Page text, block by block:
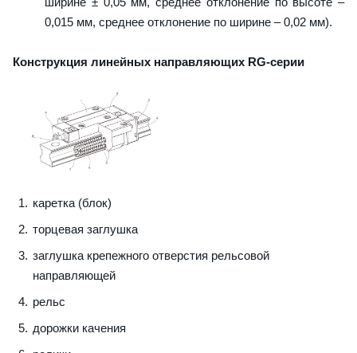
0,015 мм, среднее отклонение по ширине – 0,02 мм).
Конструкция линейных направляющих RG-серии
каретка (блок)
торцевая заглушка
заглушка крепежного отверстия рельсовой
направляющей
рельс
дорожки качения